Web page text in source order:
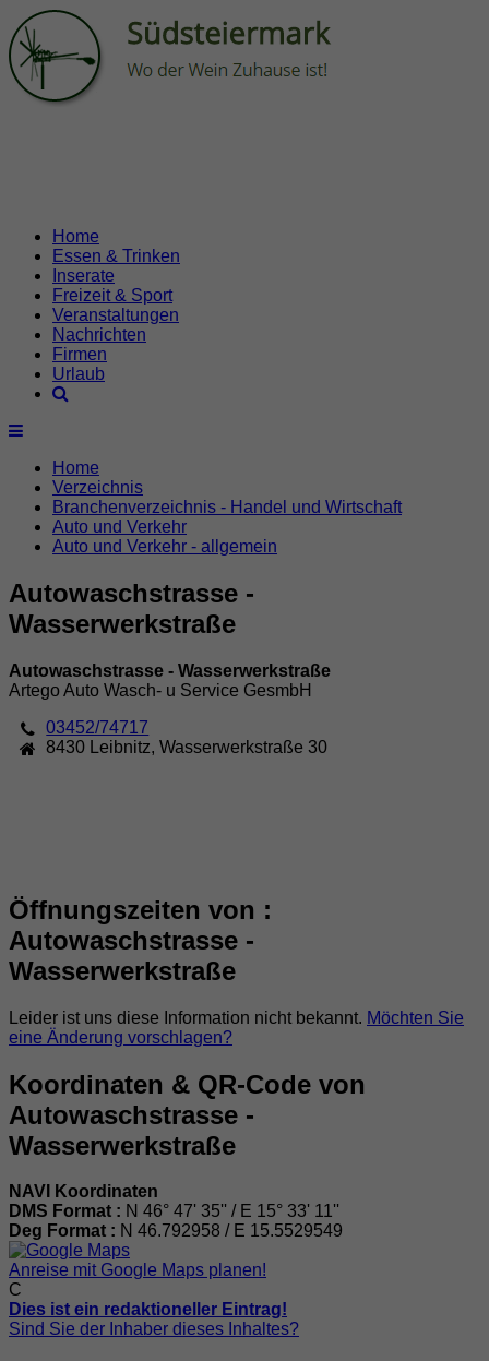
Home
Essen & Trinken
Inserate
Freizeit & Sport
Veranstaltungen
Nachrichten
Firmen
Urlaub
Home
Verzeichnis
Branchenverzeichnis - Handel und Wirtschaft
Auto und Verkehr
Auto und Verkehr - allgemein
Autowaschstrasse -
Wasserwerkstraße
Autowaschstrasse - Wasserwerkstraße
Artego Auto Wasch- u Service GesmbH
03452/74717
8430
Leibnitz,Wasserwerkstraße 30
Öffnungszeiten von :
Autowaschstrasse -
Wasserwerkstraße
Leider ist uns diese Information nicht bekannt. Möchten Sie
eine Änderung vorschlagen?
Koordinaten & QR-Code von
Autowaschstrasse -
Wasserwerkstraße
NAVI Koordinaten
DMS Format : N 46° 47' 35'' / E 15° 33' 11''
Deg Format : N 46.792958 / E 15.5529549
Anreise mit Google Maps planen!
C
Dies ist ein redaktioneller Eintrag!
Sind Sie der Inhaber dieses Inhaltes?